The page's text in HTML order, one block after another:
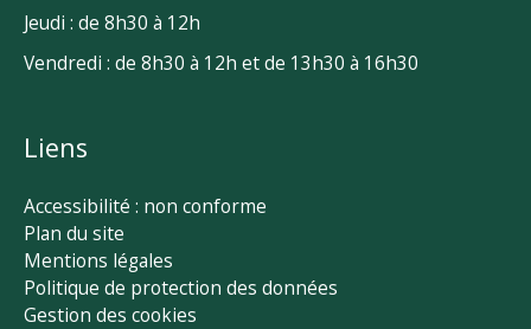
Jeudi : de 8h30 à 12h
Vendredi : de 8h30 à 12h et de 13h30 à 16h30
Liens
Accessibilité : non conforme
Plan du site
Mentions légales
Politique de protection des données
Gestion des cookies